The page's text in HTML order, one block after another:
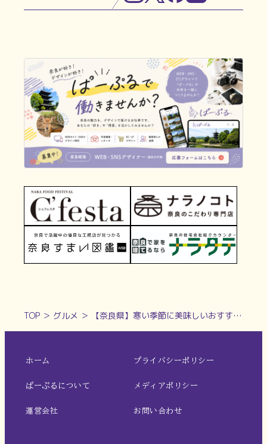
TOP ＞ グルメ ＞ 【奈良県】寒い季節に美味しいおすすめ新商品！健康的な薬膳カレー新発売『鹿珈スパイシーバターチキンカレー』Lunch & Cafe 鹿珈（ロカ）
ホーム
ぱーぷるについて
運営会社
プライバシーポリシー
メディアポリシー
お問い合わせ